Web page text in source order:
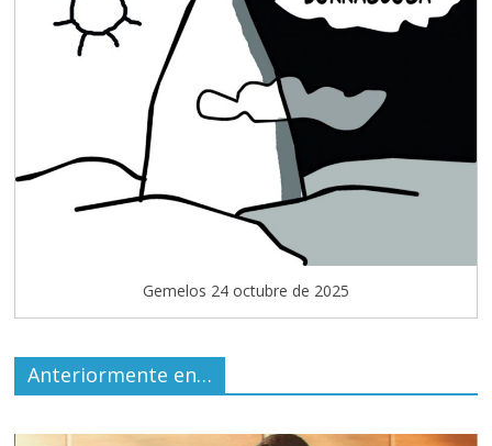
Gemelos 24 octubre de 2025
Anteriormente en…